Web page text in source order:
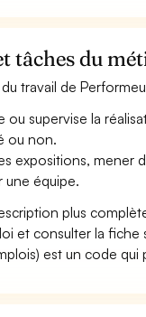
tâches du
travail de
ou supervise la
ou non.
expositions, mener
équipe.
plus
et consulter la fiche
est un code